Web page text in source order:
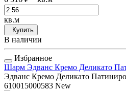
кв.м
Купить
В наличии
Избранное
Шарм Эдванс Кремо Деликато
Эдванс Кремо Деликато
610015000583 New